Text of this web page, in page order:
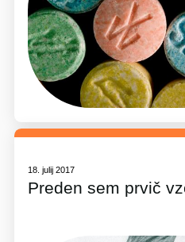
18. julij 2017
Preden sem prvič